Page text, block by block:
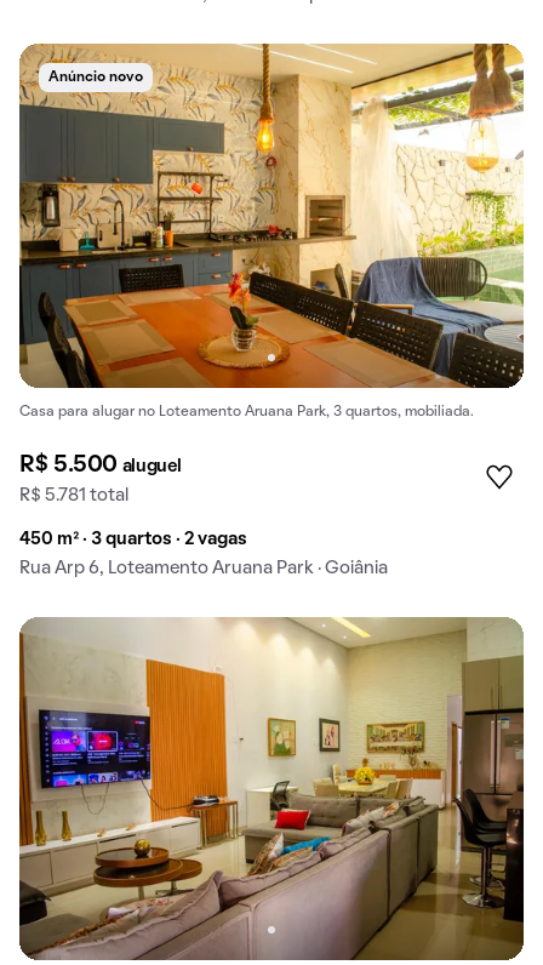
Anúncio novo
Casa para alugar no Loteamento Aruana Park, 3 quartos, mobiliada.
R$ 5.500 aluguel
R$ 5.781 total
450 m² · 3 quartos · 2 vagas
Rua Arp 6, Loteamento Aruana Park · Goiânia